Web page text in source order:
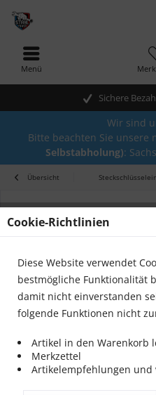
Sichere
Menü
Wir sind
Bitte beachten Sie unsere
Selbstabholung):
Übersicht
Cookie-Richtlinien
Diese Website verwendet
bestmögliche Funktionalität
damit nicht einverstanden
folgende Funktionen nicht
Artikel in den Warenkorb
Merkzettel
Artikelempfehlungen und